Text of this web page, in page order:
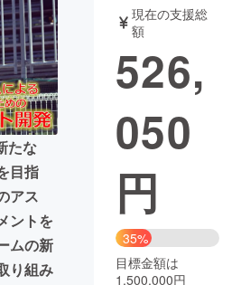
音楽
ガジェット ゲーム・サ
業
域活性化
Good
CAMPFIRE Creation
たな
目指
アス
ントを
ムの新
り組み
現在の支援総
額
526,
050
円
35%
目標金額は
1,500,000円